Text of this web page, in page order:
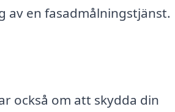
av en fasadmålningstjänst.
också om att skydda din